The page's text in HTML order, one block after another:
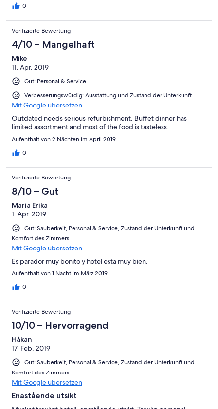
0
Verifizierte Bewertung
4/10 – Mangelhaft
Mike
11. Apr. 2019
Gut: Personal & Service
Verbesserungswürdig: Ausstattung und Zustand der Unterkunft
Mit Google übersetzen
Outdated needs serious refurbishment. Buffet dinner has
limited assortment and most of the food is tasteless.
Aufenthalt von 2 Nächten im April 2019
0
Verifizierte Bewertung
8/10 – Gut
Maria Erika
1. Apr. 2019
Gut: Sauberkeit, Personal & Service, Zustand der Unterkunft und
Komfort des Zimmers
Mit Google übersetzen
Es parador muy bonito y hotel esta muy bien.
Aufenthalt von 1 Nacht im März 2019
0
Verifizierte Bewertung
10/10 – Hervorragend
Håkan
17. Feb. 2019
Gut: Sauberkeit, Personal & Service, Zustand der Unterkunft und
Komfort des Zimmers
Mit Google übersetzen
Enastående utsikt